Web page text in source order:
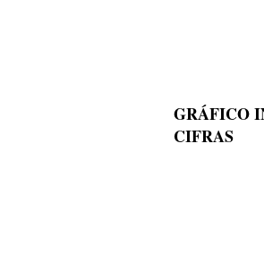
GRÁFICO
CIFRAS